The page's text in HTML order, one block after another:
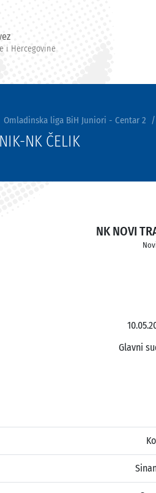
i Hercegovine
Omladinska liga BiH Juniori - Centar 2
NK ČELIK
NK NOVI
Glavni